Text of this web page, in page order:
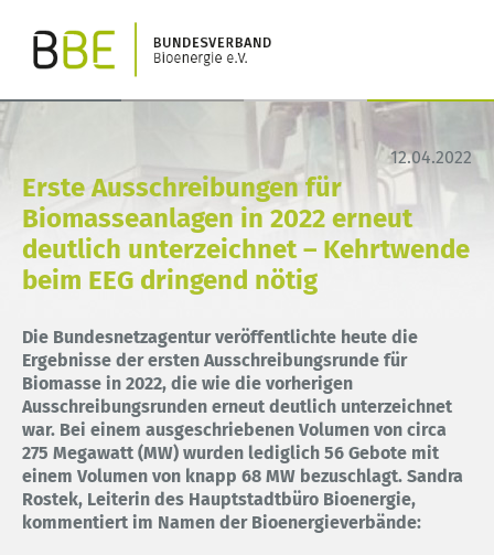
12.04.2022
Erste Ausschreibungen für
Biomasseanlagen in 2022 erneut
deutlich unterzeichnet – Kehrtwende
beim EEG dringend nötig
Die Bundesnetzagentur veröffentlichte heute die
Ergebnisse der ersten Ausschreibungsrunde für
Biomasse in 2022, die wie die vorherigen
Ausschreibungsrunden erneut deutlich unterzeichnet
war. Bei einem ausgeschriebenen Volumen von circa
275 Megawatt (MW) wurden lediglich 56 Gebote mit
einem Volumen von knapp 68 MW bezuschlagt. Sandra
Rostek, Leiterin des Hauptstadtbüro Bioenergie,
kommentiert im Namen der Bioenergieverbände: